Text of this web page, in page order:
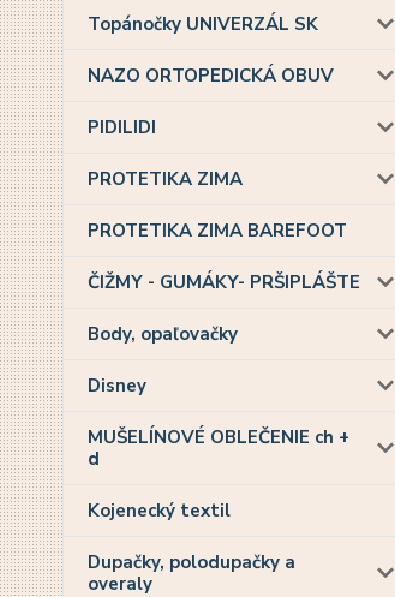
Topánočky UNIVERZÁL SK
NAZO ORTOPEDICKÁ OBUV
PIDILIDI
PROTETIKA ZIMA
PROTETIKA ZIMA BAREFOOT
ČIŽMY - GUMÁKY- PRŠIPLÁŠTE
Body, opaľovačky
Disney
MUŠELÍNOVÉ OBLEČENIE ch +
d
Kojenecký textil
Dupačky, polodupačky a
overaly